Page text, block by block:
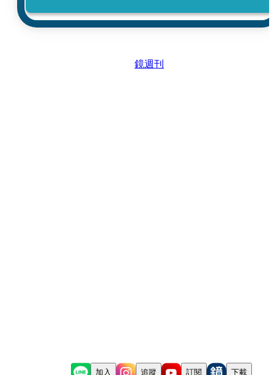
鏡週刊
加入 追蹤 訂閱 下載